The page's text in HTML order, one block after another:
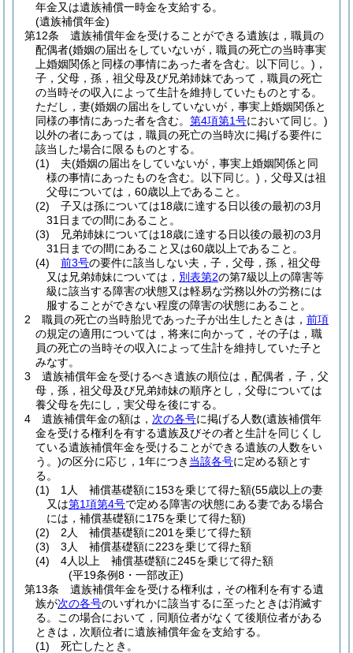
年金又は遺族補償一時金を支給する。
(遺族補償年金)
第12条
遺族補償年金を受けることができる遺族は，職員の
配偶者(婚姻の届出をしていないが，職員の死亡の当時事実
上婚姻関係と同様の事情にあった者を含む。以下同じ。) ，
子，父母，孫，祖父母及び兄弟姉妹であって，職員の死亡
の当時その収入によって生計を維持していたものとする。
ただし，妻(婚姻の届出をしていないが，事実上婚姻関係と
同様の事情にあった者を含む。 第4項第1号において同じ。)
以外の者にあっては，職員の死亡の当時次に掲げる要件に
該当した場合に限るものとする。
(1)
夫(婚姻の届出をしていないが，事実上婚姻関係と同
様の事情にあったものを含む。以下同じ。) ，父母又は祖
父母については，60歳以上であること。
(2)
子又は孫については18歳に達する日以後の最初の3月
31日までの間にあること。
(3)
兄弟姉妹については18歳に達する日以後の最初の3月
31日までの間にあること又は60歳以上であること。
(4)
前3号の要件に該当しない夫，子，父母，孫，祖父母
又は兄弟姉妹については， 別表第2の第7級以上の障害等
級に該当する障害の状態又は軽易な労務以外の労務には
服することができない程度の障害の状態にあること。
2
職員の死亡の当時胎児であった子が出生したときは， 前項
の規定の適用については，将来に向かって，その子は，職
員の死亡の当時その収入によって生計を維持していた子と
みなす。
3
遺族補償年金を受けるべき遺族の順位は，配偶者，子，父
母，孫，祖父母及び兄弟姉妹の順序とし，父母については
養父母を先にし，実父母を後にする。
4
遺族補償年金の額は， 次の各号に掲げる人数(遺族補償年
金を受ける権利を有する遺族及びその者と生計を同じくし
ている遺族補償年金を受けることができる遺族の人数をい
う。)の区分に応じ，1年につき 当該各号に定める額とす
る。
(1)
1人 補償基礎額に153を乗じて得た額(55歳以上の妻
又は第1項第4号で定める障害の状態にある妻である場合
には，補償基礎額に175を乗じて得た額)
(2)
2人 補償基礎額に201を乗じて得た額
(3)
3人 補償基礎額に223を乗じて得た額
(4)
4人以上 補償基礎額に245を乗じて得た額
(平19条例8・一部改正)
第13条
遺族補償年金を受ける権利は，その権利を有する遺
族が次の各号のいずれかに該当するに至ったときは消滅す
る。
この場合において，同順位者がなくて後順位者がある
ときは，次順位者に遺族補償年金を支給する。
(1)
死亡したとき。